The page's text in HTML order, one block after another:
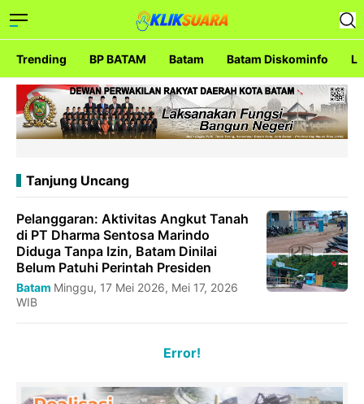
Trending BP BATAM Batam Batam Diskominfo
Tanjung Uncang
Pelanggaran: Aktivitas Angkut Tanah
di PT Dharma Sentosa Marindo
Diduga Tanpa Izin, Batam Dinilai
Belum Patuhi Perintah Presiden
Batam Minggu, 17 Mei 2026, Mei 17, 2026
WIB
Error!